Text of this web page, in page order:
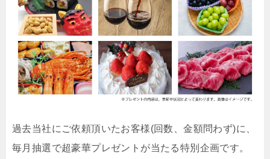
過去当社にご依頼頂いたお客様(回数、金額問わず)に、
毎月抽選で超豪華プレゼントが当たる特別企画です。